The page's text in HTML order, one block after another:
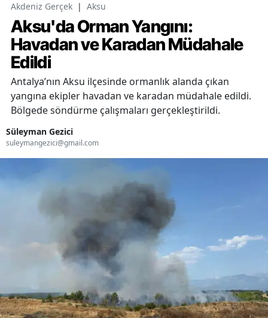
Akdeniz Gerçek | Aksu
Aksu'da Orman Yangını:
Havadan ve Karadan Müdahale
Edildi
Antalya’nın Aksu ilçesinde ormanlık alanda çıkan
yangına ekipler havadan ve karadan müdahale edildi.
Bölgede söndürme çalışmaları gerçekleştirildi.
Süleyman Gezici
suleymangezici@gmail.com